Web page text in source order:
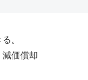
。
価償却